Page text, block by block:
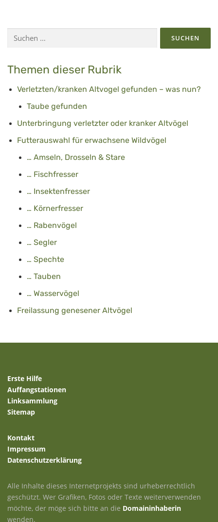
nach:
Themen dieser Rubrik
Verletzten/kranken Altvogel gefunden – was nun?
Taube gefunden
Unterbringung verletzter oder kranker Altvögel
Futterauswahl für erwachsene Wildvögel
… Amseln, Drosseln & Stare
… Fischfresser
… Insektenfresser
… Körnerfresser
… Rabenvögel
… Segler
… Spechte
… Tauben
… Wasservögel
Freilassung genesener Altvögel
Erste Hilfe
Auffangstationen
Linksammlung
Sitemap
Kontakt
Impressum
Datenschutzerklärung
Alle Inhalte dieses Internetprojekts sind urheberrechtlich
geschützt. Wer Grafiken, Fotos oder Texte weiterverwenden
möchte, der möge sich bitte an die Domaininhaberin
wenden.